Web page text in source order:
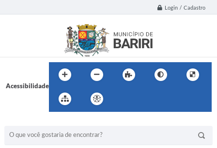
Login / Cadastro
Acessibilidade